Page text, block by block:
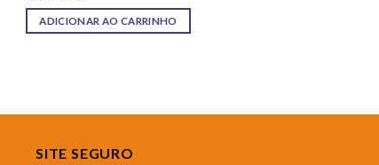
ADICIONAR AO CARRINHO
SITE SEGURO